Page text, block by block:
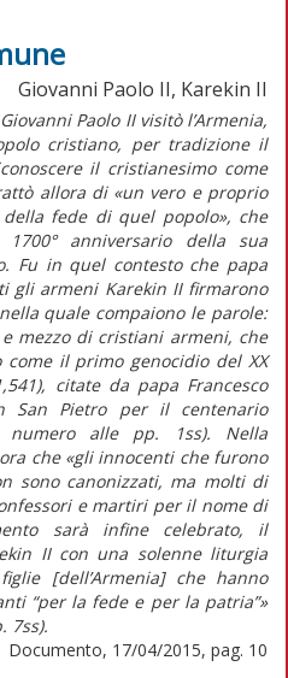
Giovanni Paolo II, Karekin II
Paolo II visitò l’Armenia,
cristiano, per tradizione il
il cristianesimo come
allora di «un vero e proprio
fede di quel popolo», che
anniversario della sua
Fu in quel contesto che papa
gli armeni Karekin II firmarono
quale compaiono le parole:
mezzo di cristiani armeni, che
il primo genocidio del XX
citate da papa Francesco
San Pietro per il centenario
numero alle pp. 1ss). Nella
che «gli innocenti che furono
sono canonizzati, ma molti di
e martiri per il nome di
sarà infine celebrato, il
II con una solenne liturgia
[dell’Armenia] che hanno
“per la fede e per la patria”»
7ss).
Documento, 17/04/2015, pag. 10